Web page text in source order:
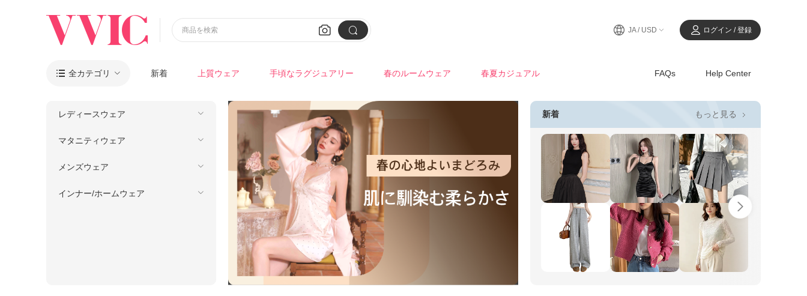
 
商品を検索 JA / USD ログイン / 登録
 全カテゴリ 新着 上質ウェア 手頃なラグジュアリー 春のルームウェア 春夏カジュアル FAQs Help Center
レディースウェア
マタニティウェア
メンズウェア
インナー/ホームウェア
新着 もっと見る 